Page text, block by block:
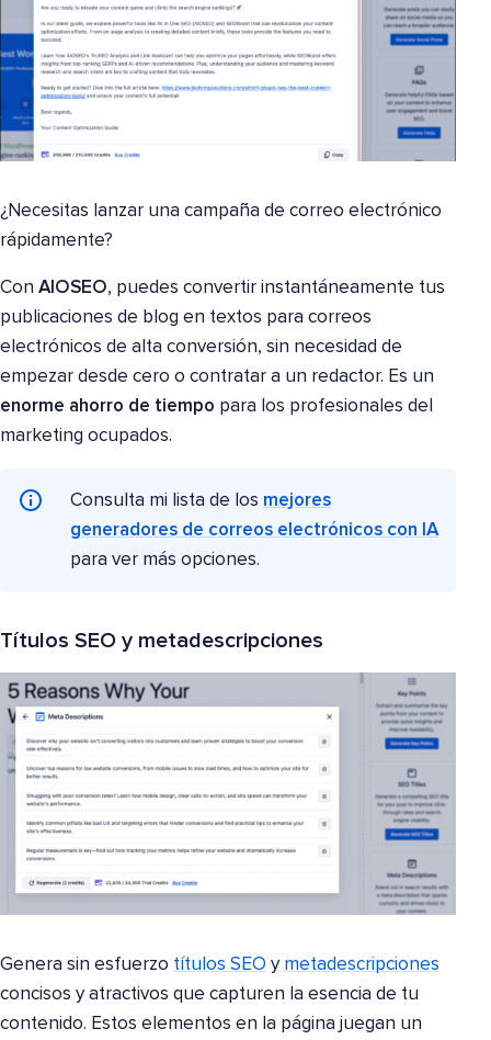
¿Necesitas lanzar una campaña de correo electrónico
rápidamente?
Con AIOSEO, puedes convertir instantáneamente tus
publicaciones de blog en textos para correos
electrónicos de alta conversión, sin necesidad de
empezar desde cero o contratar a un redactor. Es un
enorme ahorro de tiempo para los profesionales del
marketing ocupados.
Consulta mi lista de los mejores
generadores de correos electrónicos con IA
para ver más opciones.
Títulos SEO y metadescripciones
Genera sin esfuerzo títulos SEO y metadescripciones
concisos y atractivos que capturen la esencia de tu
contenido. Estos elementos en la página juegan un